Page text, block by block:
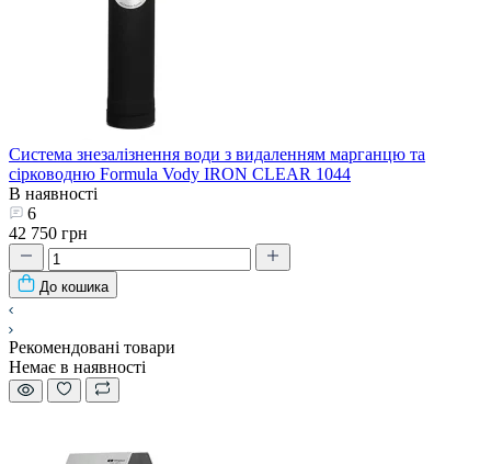
Система знезалізнення води з видаленням марганцю та
сірководню Formula Vody IRON CLEAR 1044
В наявності
6
42 750 грн
До кошика
Рекомендовані товари
Немає в наявності